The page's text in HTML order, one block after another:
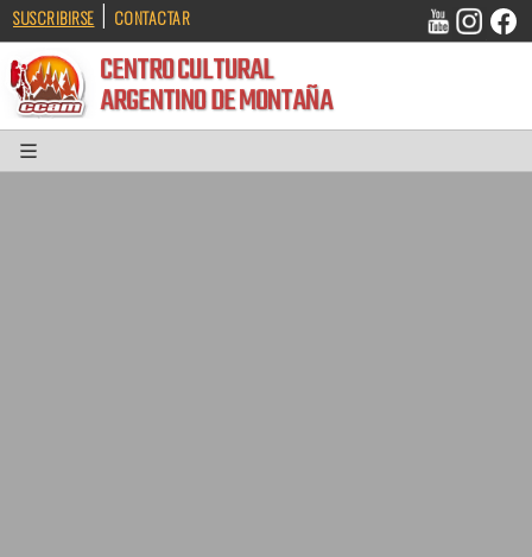
SUSCRIBIRSE | CONTACTAR
CENTRO CULTURAL
ARGENTINO DE MONTAÑA